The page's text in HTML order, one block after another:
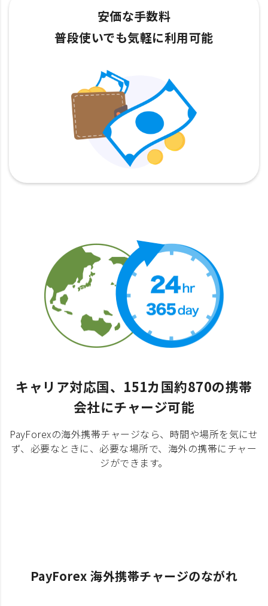
安価な手数料
普段使いでも気軽に利用可能
キャリア対応国、151カ国約870の携帯
会社にチャージ可能
PayForexの海外携帯チャージなら、時間や場所を気にせ
ず、必要なときに、必要な場所で、海外の携帯にチャー
ジができます。
PayForex 海外携帯チャージのながれ